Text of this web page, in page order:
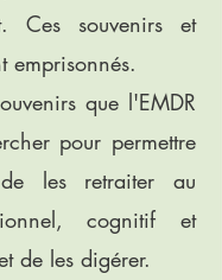
Ces souvenirs et
emprisonnés.
que l'EMDR
pour permettre
les retraiter au
cognitif et
de les digérer.